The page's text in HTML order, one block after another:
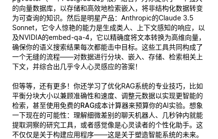
的向量数据库，以存储和高效地检索嵌入，将非结构化数据转变
为可查询的知识。然后是明星产品：Anthropic的Claude 3.5
Sonnet，它令人惊艳的能力是生成类人、上下文感知的响应，以
及NVIDIA的embed-qa-4，它以精确度将文本转换为高维向量，
确保你的语义搜索结果每次都能击中目标。这些工具共同构成了
一个无缝的流程——对数据进行分块、嵌入、存储、检索相关上
下文，并综合出几乎令人心灵感应的答案！
但等等，还有更多！你还学习了优化RAG系统的专业技巧，比如
平衡分块大小以兼顾准确性和速度、调整元数据以实现更智能的
检索，甚至使用免费的RAG成本计算器来预算你的AI实验。想象
一下现在的可能性：理解细微差别的聊天机器人、几秒钟内就能
提取洞察的研究工具，或者感觉像是心灵读者的个性化助手。这
不仅仅是关于构建应用程序——这是关于塑造智能系统的未来。